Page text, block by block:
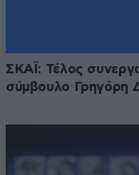
ΣΚΑΪ: Τέλος
σύμβουλο Γρηγόρη